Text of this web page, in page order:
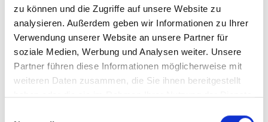
zu können und die Zugriffe auf unsere Website zu
analysieren. Außerdem geben wir Informationen zu Ihrer
Verwendung unserer Website an unsere Partner für
soziale Medien, Werbung und Analysen weiter. Unsere
Partner führen diese Informationen möglicherweise mit
weiteren Daten zusammen, die Sie ihnen bereitgestellt
haben oder die sie im Rahmen Ihrer Nutzung der Dienste
Der Prozess des wissenschaftlichen
Schreibens kann ohne das richtige
Wissen eine große Herausforderung
darstellen. Jedoch, ausgestattet mit
denTechniken und Strategiendieses
Kurses, wird die Formatierung deiner